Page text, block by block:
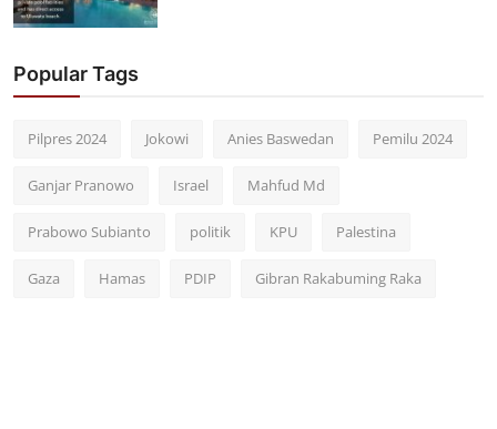
Popular Tags
Pilpres 2024 Jokowi Anies Baswedan Pemilu 2024
Ganjar Pranowo Israel Mahfud Md
Prabowo Subianto politik KPU Palestina
Gaza Hamas PDIP Gibran Rakabuming Raka